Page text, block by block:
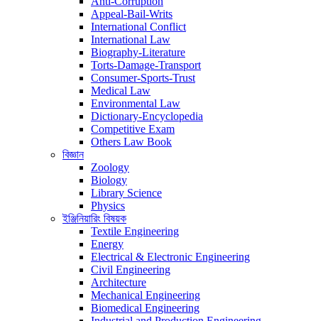
Appeal-Bail-Writs
International Conflict
International Law
Biography-Literature
Torts-Damage-Transport
Consumer-Sports-Trust
Medical Law
Environmental Law
Dictionary-Encyclopedia
Competitive Exam
Others Law Book
বিজ্ঞান
Zoology
Biology
Library Science
Physics
ইঞ্জিনিয়ারিং বিষয়ক
Textile Engineering
Energy
Electrical & Electronic Engineering
Civil Engineering
Architecture
Mechanical Engineering
Biomedical Engineering